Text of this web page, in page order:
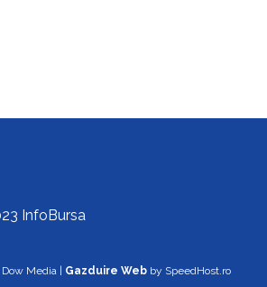
InfoBursa
Media | Gazduire Web by SpeedHost.ro